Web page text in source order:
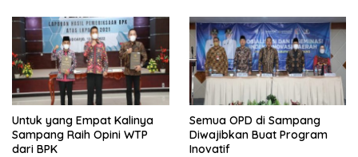
Untuk yang Empat Kalinya
Sampang Raih Opini WTP
dari BPK
Semua OPD di Sampang
Diwajibkan Buat Program
Inovatif